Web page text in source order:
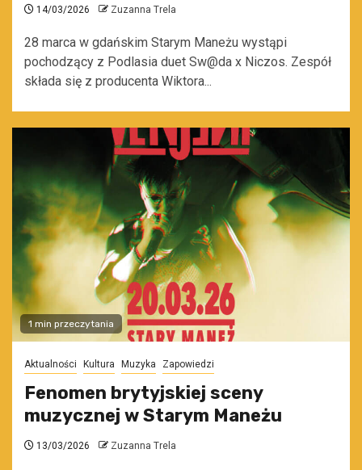
14/03/2026 Zuzanna Trela
28 marca w gdańskim Starym Maneżu wystąpi
pochodzący z Podlasia duet Sw@da x Niczos. Zespół
składa się z producenta Wiktora...
1 min przeczytania
Aktualności Kultura Muzyka Zapowiedzi
Fenomen brytyjskiej sceny
muzycznej w Starym Maneżu
13/03/2026 Zuzanna Trela